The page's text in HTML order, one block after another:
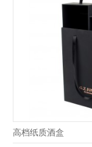
高档纸质酒盒